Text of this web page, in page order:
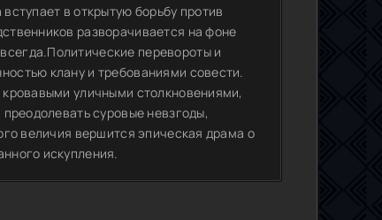
в открытую борьбу против
разворачивается на фоне
перевороты и
клану и требованиями совести.
уличными столкновениями,
суровые невзгоды,
величия вершится эпическая драма о
искупления.